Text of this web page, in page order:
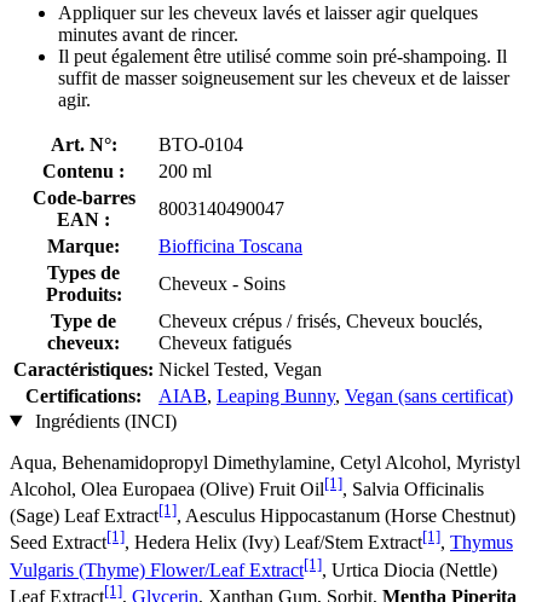
Appliquer sur les cheveux lavés et laisser agir quelques
minutes avant de rincer.
Il peut également être utilisé comme soin pré-shampoing. Il
suffit de masser soigneusement sur les cheveux et de laisser
agir.
Art. N°:
BTO-0104
Contenu :
200 ml
Code-barres
EAN :
8003140490047
Marque:
Biofficina Toscana
Types de
Produits:
Cheveux - Soins
Type de
cheveux:
Cheveux crépus / frisés, Cheveux bouclés,
Cheveux fatigués
Caractéristiques: Nickel Tested, Vegan
Certifications:
AIAB, Leaping Bunny, Vegan (sans certificat)
Ingrédients (INCI)
Aqua, Behenamidopropyl Dimethylamine, Cetyl Alcohol, Myristyl
Alcohol, Olea Europaea (Olive) Fruit Oil[1], Salvia Officinalis
(Sage) Leaf Extract[1], Aesculus Hippocastanum (Horse Chestnut)
Seed Extract[1], Hedera Helix (Ivy) Leaf/Stem Extract[1], Thymus
Vulgaris (Thyme) Flower/Leaf Extract[1], Urtica Diocia (Nettle)
Leaf Extract[1], Glycerin, Xanthan Gum, Sorbit, Mentha Piperita